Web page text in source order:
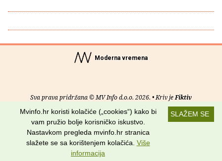
Moderna vremena
Sva prava pridržana © MV Info d.o.o. 2026. • Kriv jeFiktiv
Uvjeti korištenja RSS kanali
Potraži nas na:
SLAŽEM SE
Mvinfo.hr koristi kolačiće („cookies“) kako bi
vam pružio bolje korisničko iskustvo.
Nastavkom pregleda mvinfo.hr stranica
slažete se sa korištenjem kolačića. Više
informacija